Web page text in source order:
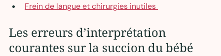
Frein de langue et chirurgies inutiles
Les erreurs d’interprétation
courantes sur la succion du bébé